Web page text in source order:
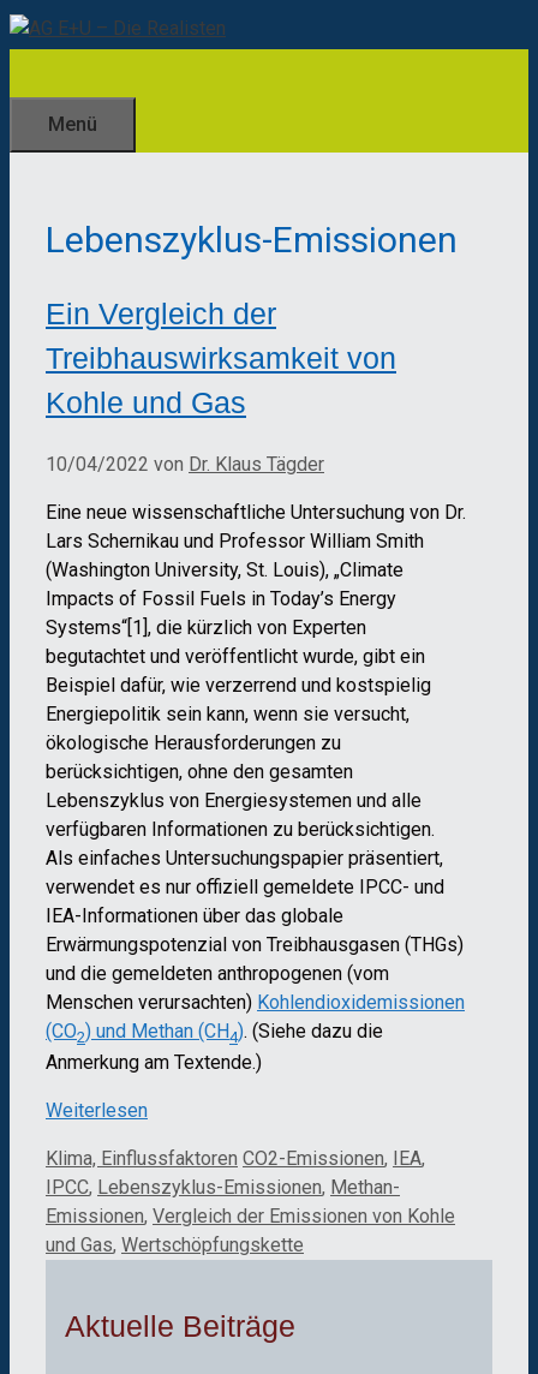
Zum
Inhalt
Menü
Lebenszyklus-Emissionen
Ein Vergleich der
Treibhauswirksamkeit von
Kohle und Gas
10/04/2022 von Dr. Klaus Tägder
Eine neue wissenschaftliche Untersuchung von Dr.
Lars Schernikau und Professor William Smith
(Washington University, St. Louis), „Climate
Impacts of Fossil Fuels in Today’s Energy
Systems“[1], die kürzlich von Experten
begutachtet und veröffentlicht wurde, gibt ein
Beispiel dafür, wie verzerrend und kostspielig
Energiepolitik sein kann, wenn sie versucht,
ökologische Herausforderungen zu
berücksichtigen, ohne den gesamten
Lebenszyklus von Energiesystemen und alle
verfügbaren Informationen zu berücksichtigen.
Als einfaches Untersuchungspapier präsentiert,
verwendet es nur offiziell gemeldete IPCC- und
IEA-Informationen über das globale
Erwärmungspotenzial von Treibhausgasen (THGs)
und die gemeldeten anthropogenen (vom
Menschen verursachten) Kohlendioxidemissionen
(CO2) und Methan (CH4). (Siehe dazu die
Anmerkung am Textende.)
Weiterlesen
Kategorien
Klima, Einflussfaktoren Schlagwörter
CO2-Emissionen, IEA,
IPCC, Lebenszyklus-Emissionen, Methan-
Emissionen, Vergleich der Emissionen von Kohle
und Gas, Wertschöpfungskette
Aktuelle Beiträge